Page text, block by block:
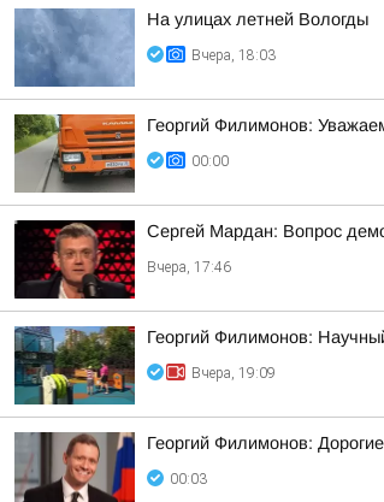
На улицах летней Вологды
Вчера, 18:03
Георгий Филимонов:
00:00
Сергей Мардан: Вопрос
Вчера, 17:46
Георгий Филимонов:
Вчера, 19:09
Георгий Филимонов:
00:03